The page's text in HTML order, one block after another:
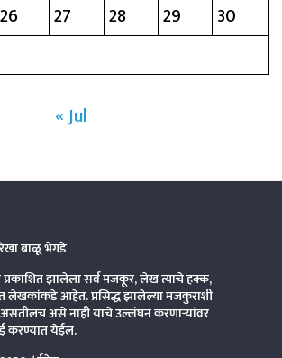
26 27 28 29
30
« Jul
बाळू भेगडे
झालेला सर्व मजकूर, लेख त्याचे हक्क,
लेखकांकडे आहेत. प्रसिद्ध झालेल्या मजकुराशी
असे नाही याचे उल्लंघन करणाऱ्यांवर
करण्यात येईल.